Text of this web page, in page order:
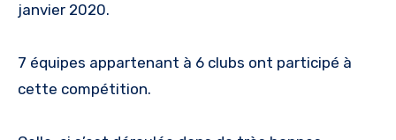
janvier 2020.
7 équipes appartenant à 6 clubs ont participé à
cette compétition.